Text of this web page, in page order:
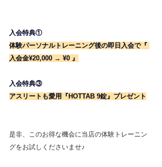
入会特典①
体験パーソナルトレーニング後の即日入会で『
入会金¥20,000 → ¥0 』
入会特典③
アスリートも愛用『HOTTAB 9錠』プレゼント
是非、このお得な機会に当店の体験トレーニン
グをお試しくださいませ♪